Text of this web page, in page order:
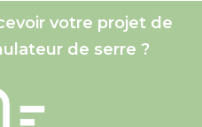
votre projet de
de serre ?